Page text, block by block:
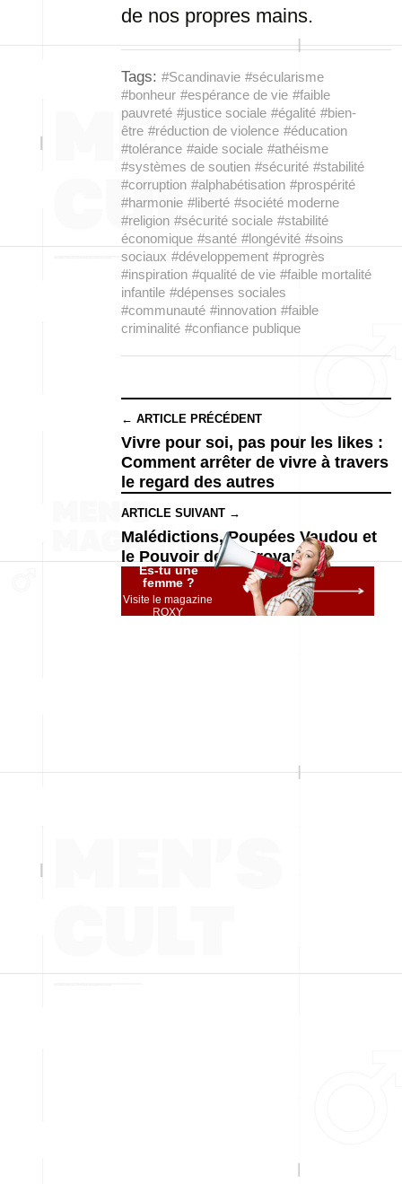
de nos propres mains.
Tags: #Scandinavie #sécularisme
#bonheur #espérance de vie #faible
pauvreté #justice sociale #égalité #bien-
être #réduction de violence #éducation
#tolérance #aide sociale #athéisme
#systèmes de soutien #sécurité #stabilité
#corruption #alphabétisation #prospérité
#harmonie #liberté #société moderne
#religion #sécurité sociale #stabilité
économique #santé #longévité #soins
sociaux #développement #progrès
#inspiration #qualité de vie #faible mortalité
infantile #dépenses sociales
#communauté #innovation #faible
criminalité #confiance publique
← ARTICLE PRÉCÉDENT
Vivre pour soi, pas pour les likes :
Comment arrêter de vivre à travers
le regard des autres
ARTICLE SUIVANT →
Malédictions, Poupées Vaudou et
le Pouvoir de la Croyance
Es-tu une
femme ?
Visite le magazine
ROXY